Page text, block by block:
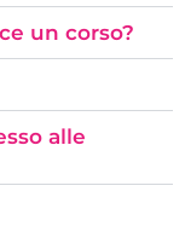
un corso?
alle